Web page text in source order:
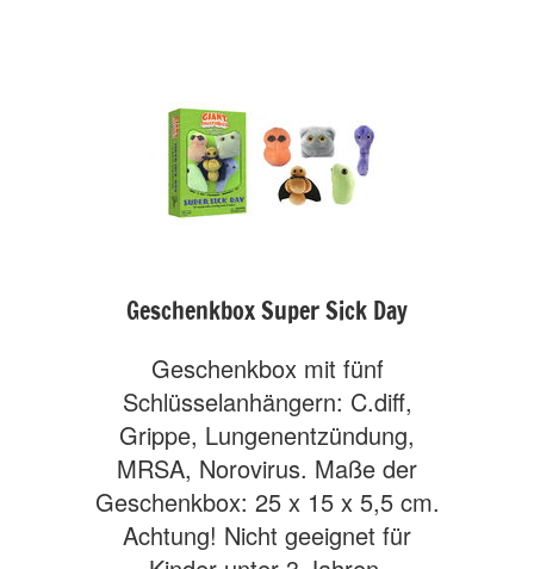
Geschenkbox Super Sick Day
Geschenkbox mit fünf
Schlüsselanhängern: C.diff,
Grippe, Lungenentzündung,
MRSA, Norovirus. Maße der
Geschenkbox: 25 x 15 x 5,5 cm.
Achtung! Nicht geeignet für